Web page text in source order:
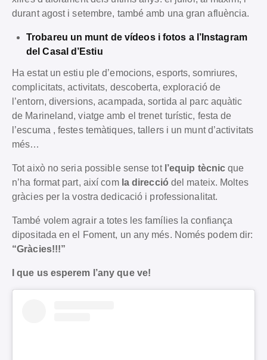
durant agost i setembre, també amb una gran afluència.
Trobareu un munt de vídeos i fotos a l’Instagram
del Casal d’Estiu
Ha estat un estiu ple d’emocions, esports, somriures,
complicitats, activitats, descoberta, exploració de
l’entorn, diversions, acampada, sortida al parc aquàtic
de Marineland, viatge amb el trenet turístic, festa de
l’escuma , festes temàtiques, tallers i un munt d’activitats
més…
Tot això no seria possible sense totl’equip tècnic que
n’ha format part, així com la direcció del mateix. Moltes
gràcies per la vostra dedicació i professionalitat.
També volem agrair a totes les famílies la confiança
dipositada en el Foment, un any més. Només podem dir:
“Gràcies!!!”
I que us esperem l’any que ve!